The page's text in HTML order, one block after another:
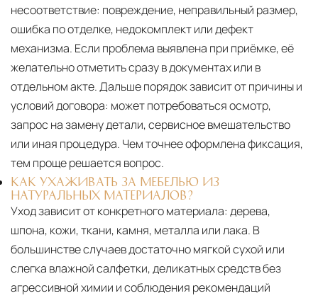
несоответствие: повреждение, неправильный размер,
ошибка по отделке, недокомплект или дефект
механизма. Если проблема выявлена при приёмке, её
желательно отметить сразу в документах или в
отдельном акте. Дальше порядок зависит от причины и
условий договора: может потребоваться осмотр,
запрос на замену детали, сервисное вмешательство
или иная процедура. Чем точнее оформлена фиксация,
тем проще решается вопрос.
КАК УХАЖИВАТЬ ЗА МЕБЕЛЬЮ ИЗ
НАТУРАЛЬНЫХ МАТЕРИАЛОВ?
Уход зависит от конкретного материала: дерева,
шпона, кожи, ткани, камня, металла или лака. В
большинстве случаев достаточно мягкой сухой или
слегка влажной салфетки, деликатных средств без
агрессивной химии и соблюдения рекомендаций